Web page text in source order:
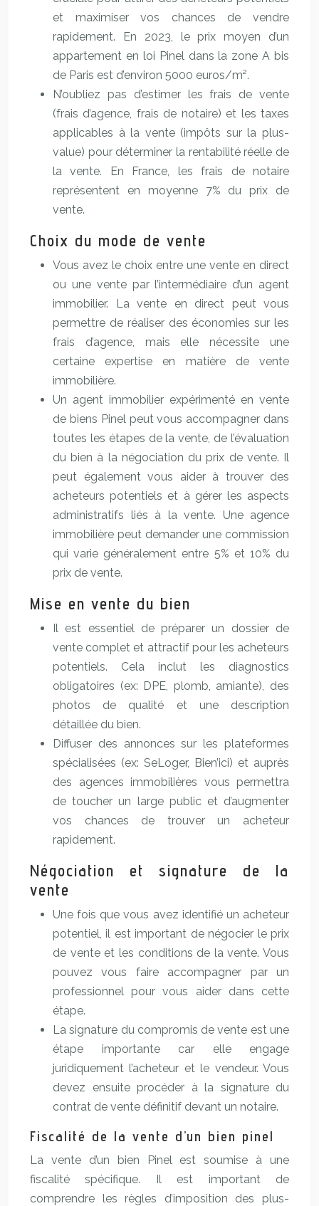
et maximiser vos chances de vendre
rapidement. En 2023, le prix moyen d’un
appartement en loi Pinel dans la zone A bis
de Paris est d’environ 5000 euros/m².
N’oubliez pas d’estimer les frais de vente
(frais d’agence, frais de notaire) et les taxes
applicables à la vente (impôts sur la plus-
value) pour déterminer la rentabilité réelle de
la vente. En France, les frais de notaire
représentent en moyenne 7% du prix de
vente.
Choix du mode de vente
Vous avez le choix entre une vente en direct
ou une vente par l’intermédiaire d’un agent
immobilier. La vente en direct peut vous
permettre de réaliser des économies sur les
frais d’agence, mais elle nécessite une
certaine expertise en matière de vente
immobilière.
Un agent immobilier expérimenté en vente
de biens Pinel peut vous accompagner dans
toutes les étapes de la vente, de l’évaluation
du bien à la négociation du prix de vente. Il
peut également vous aider à trouver des
acheteurs potentiels et à gérer les aspects
administratifs liés à la vente. Une agence
immobilière peut demander une commission
qui varie généralement entre 5% et 10% du
prix de vente.
Mise en vente du bien
Il est essentiel de préparer un dossier de
vente complet et attractif pour les acheteurs
potentiels. Cela inclut les diagnostics
obligatoires (ex: DPE, plomb, amiante), des
photos de qualité et une description
détaillée du bien.
Diffuser des annonces sur les plateformes
spécialisées (ex: SeLoger, Bien’ici) et auprès
des agences immobilières vous permettra
de toucher un large public et d’augmenter
vos chances de trouver un acheteur
rapidement.
Négociation et signature de la
vente
Une fois que vous avez identifié un acheteur
potentiel, il est important de négocier le prix
de vente et les conditions de la vente. Vous
pouvez vous faire accompagner par un
professionnel pour vous aider dans cette
étape.
La signature du compromis de vente est une
étape importante car elle engage
juridiquement l’acheteur et le vendeur. Vous
devez ensuite procéder à la signature du
contrat de vente définitif devant un notaire.
Fiscalité de la vente d’un bien pinel
La vente d’un bien Pinel est soumise à une
fiscalité spécifique. Il est important de
comprendre les règles d’imposition des plus-